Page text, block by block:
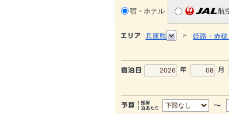
宿・ホテル 航
兵庫県 ＞ 姫路・赤